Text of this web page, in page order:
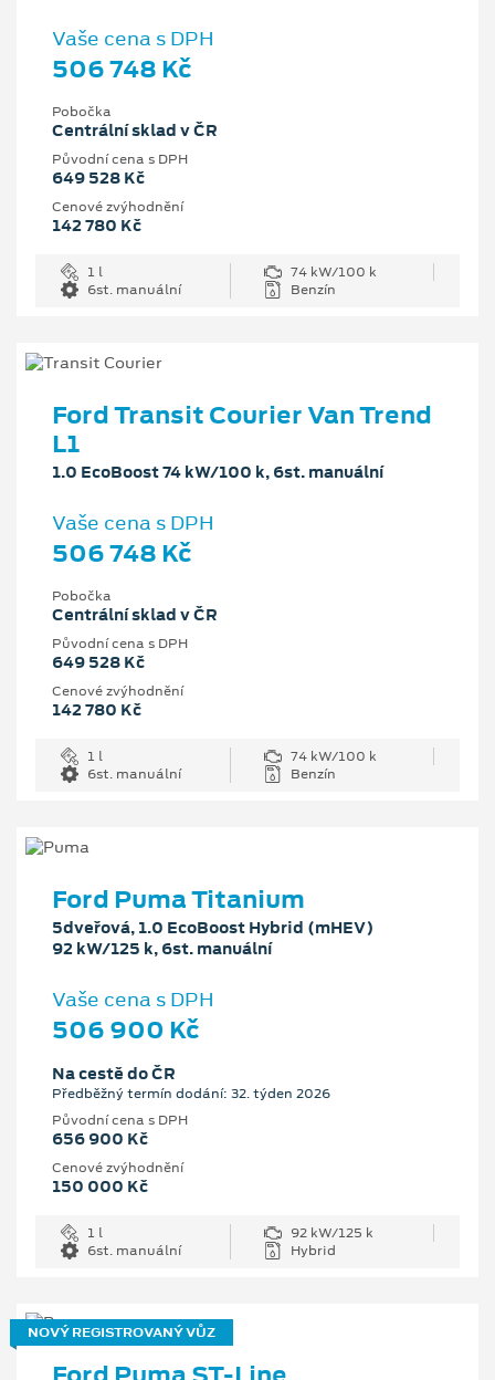
Vaše cena s DPH
506 748 Kč
Pobočka
Centrální sklad v ČR
Původní cena s DPH
649 528 Kč
Cenové zvýhodnění
142 780 Kč
1 l
74 kW/100 k
6st. manuální
Benzín
Ford Transit Courier Van Trend
L1
1.0 EcoBoost 74 kW/100 k, 6st. manuální
Vaše cena s DPH
506 748 Kč
Pobočka
Centrální sklad v ČR
Původní cena s DPH
649 528 Kč
Cenové zvýhodnění
142 780 Kč
1 l
74 kW/100 k
6st. manuální
Benzín
Ford Puma Titanium
5dveřová, 1.0 EcoBoost Hybrid (mHEV)
92 kW/125 k, 6st. manuální
Vaše cena s DPH
506 900 Kč
Na cestě do ČR
Předběžný termín dodání: 32. týden 2026
Původní cena s DPH
656 900 Kč
Cenové zvýhodnění
150 000 Kč
1 l
92 kW/125 k
6st. manuální
Hybrid
NOVÝ REGISTROVANÝ VŮZ